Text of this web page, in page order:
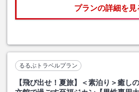
プランの詳細を見
るるぶトラベルプラン
【飛び出せ！夏旅】＜素泊り＞癒し